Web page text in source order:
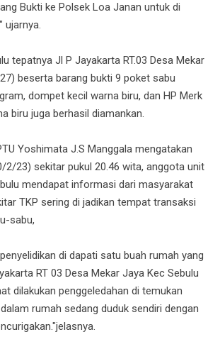
Bukti ke Polsek Loa Janan untuk di
ujarnya.
tepatnya Jl P Jayakarta RT.03 Desa Mekar
beserta barang bukti 9 poket sabu
dompet kecil warna biru, dan HP Merk
biru juga berhasil diamankan.
Yoshimata J.S Manggala mengatakan
2/23) sekitar pukul 20.46 wita, anggota unit
mendapat informasi dari masyarakat
TKP sering di jadikan tempat transaksi
sabu,
di dapati satu buah rumah yang
RT 03 Desa Mekar Jaya Kec Sebulu
dilakukan penggeledahan di temukan
rumah sedang duduk sendiri dengan